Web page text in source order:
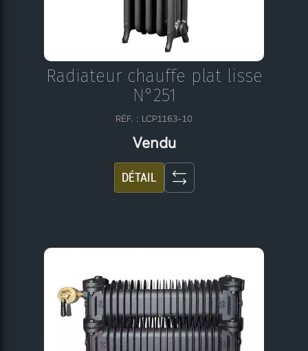
Radiateur chauffe plat lisse
N°251
RÉF. : LCP1163-10
Vendu
DÉTAIL